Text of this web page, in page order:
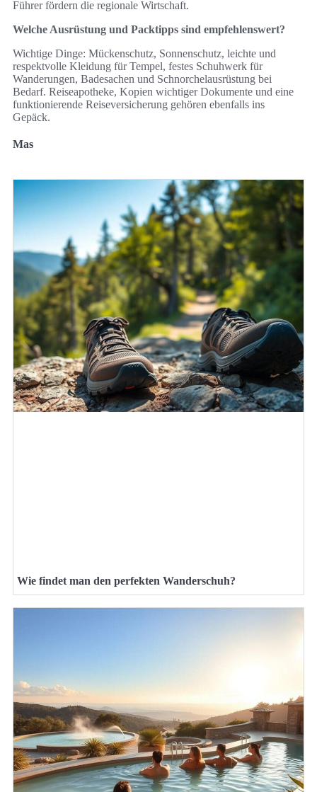
Führer fördern die regionale Wirtschaft.
Welche Ausrüstung und Packtipps sind empfehlenswert?
Wichtige Dinge: Mückenschutz, Sonnenschutz, leichte und
respektvolle Kleidung für Tempel, festes Schuhwerk für
Wanderungen, Badesachen und Schnorchelausrüstung bei
Bedarf. Reiseapotheke, Kopien wichtiger Dokumente und eine
funktionierende Reiseversicherung gehören ebenfalls ins
Gepäck.
Mas
Wie findet man den perfekten Wanderschuh?